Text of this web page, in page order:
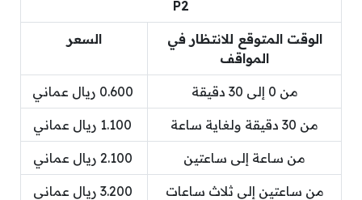
P2
الوقت المتوقع للانتظار في
المواقف
السعر
من 0 إلى 30 دقيقة
من 30 دقيقة ولغاية ساعة
من ساعة إلى ساعتين
من ساعتين إلى ثلاث ساعات